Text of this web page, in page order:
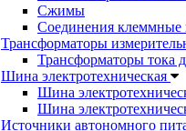
Сжимы
Соединения клеммные
Трансформаторы
Трансформаторы тока
Шина электротехническая
Шина
Шина
Источники автономного